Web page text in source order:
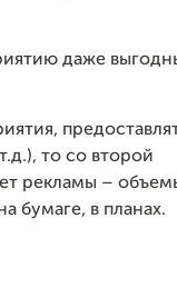
даже
то со второй
рекламы –
бумаге, в планах.